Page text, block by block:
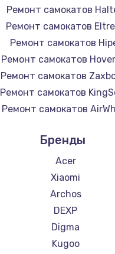
Ремонт самокатов
Ремонт самокатов
Ремонт самокатов
Ремонт самокатов
Ремонт самокатов
Ремонт самокатов
Ремонт самокатов
Ремонт самокатов
Ремонт самокатов
Ремонт самокатов
Ремонт самокатов
Ремонт самокатов Bork
Ремонт самокатов
Ремонт самокатов KIRIN
Бренды
Acer
Xiaomi
Archos
DEXP
Digma
Kugoo